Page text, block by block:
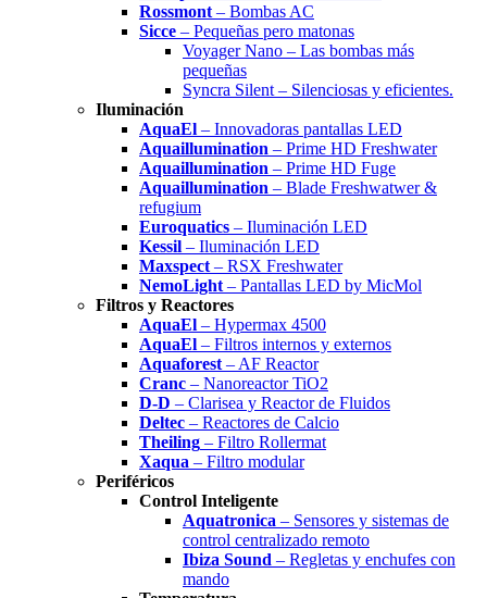
Rossmont – Bombas AC
Sicce – Pequeñas pero matonas
Voyager Nano – Las bombas más
pequeñas
Syncra Silent – Silenciosas y eficientes.
Iluminación
AquaEl – Innovadoras pantallas LED
Aquaillumination – Prime HD Freshwater
Aquaillumination – Prime HD Fuge
Aquaillumination – Blade Freshwatwer &
refugium
Euroquatics – Iluminación LED
Kessil – Iluminación LED
Maxspect – RSX Freshwater
NemoLight – Pantallas LED by MicMol
Filtros y Reactores
AquaEl – Hypermax 4500
AquaEl – Filtros internos y externos
Aquaforest – AF Reactor
Cranc – Nanoreactor TiO2
D-D – Clarisea y Reactor de Fluidos
Deltec – Reactores de Calcio
Theiling – Filtro Rollermat
Xaqua – Filtro modular
Periféricos
Control Inteligente
Aquatronica – Sensores y sistemas de
control centralizado remoto
Ibiza Sound – Regletas y enchufes con
mando